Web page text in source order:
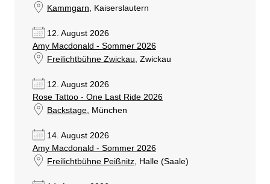
Kammgarn , Kaiserslautern
12. August 2026
Amy Macdonald - Sommer 2026
Freilichtbühne Zwickau , Zwickau
12. August 2026
Rose Tattoo - One Last Ride 2026
Backstage, München
14. August 2026
Amy Macdonald - Sommer 2026
Freilichtbühne Peißnitz, Halle (Saale)